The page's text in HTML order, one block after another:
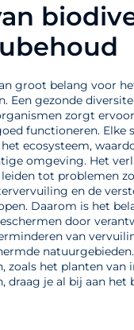
groot belang voor
Een gezonde
zorgt
functioneren. Elke
ecosysteem,
omgeving. Het
tot problemen
en de
Daarom is het
door
van
zoals het planten van
draag je al bij aan het